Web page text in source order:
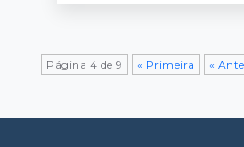
Página 4 de 9 « Primeira «